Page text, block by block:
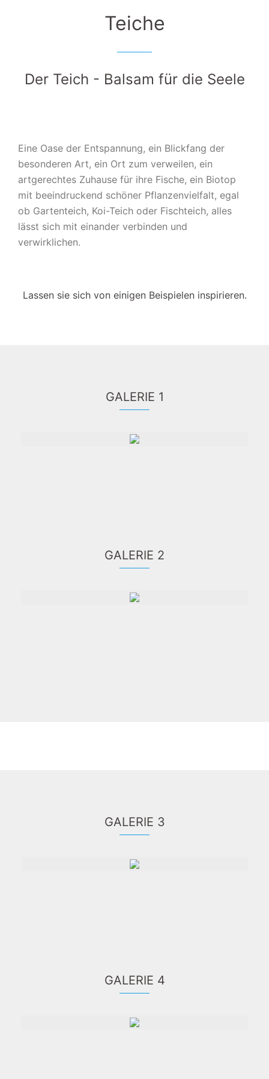
Teiche
Der Teich - Balsam für die Seele
Eine Oase der Entspannung, ein Blickfang der
besonderen Art, ein Ort zum verweilen, ein
artgerechtes Zuhause für ihre Fische, ein Biotop
mit beeindruckend schöner Pflanzenvielfalt, egal
ob Gartenteich, Koi-Teich oder Fischteich, alles
lässt sich mit einander verbinden und
verwirklichen.
Lassen sie sich von einigen Beispielen inspirieren.
GALERIE 1
GALERIE 2
GALERIE 3
GALERIE 4